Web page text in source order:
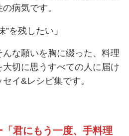
病気です。
”を残したい」
な願いを胸に綴った、料理
切に思うすべての人に届け
イ&レシピ集です。
君にもう一度、手料理